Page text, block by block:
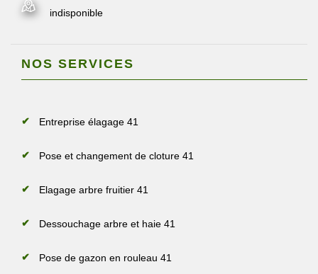
indisponible
NOS SERVICES
Entreprise élagage 41
Pose et changement de cloture 41
Elagage arbre fruitier 41
Dessouchage arbre et haie 41
Pose de gazon en rouleau 41